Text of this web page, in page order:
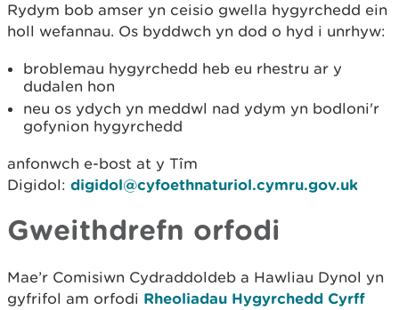
Rydym bob amser yn ceisio gwella hygyrchedd ein
holl wefannau. Os byddwch yn dod o hyd i unrhyw:
broblemau hygyrchedd heb eu rhestru ar y
dudalen hon
neu os ydych yn meddwl nad ydym yn bodloni'r
gofynion hygyrchedd
anfonwch e-bost at y Tîm
Digidol: digidol@cyfoethnaturiol.cymru.gov.uk
Gweithdrefn orfodi
Mae’r Comisiwn Cydraddoldeb a Hawliau Dynol yn
gyfrifol am orfodi Rheoliadau Hygyrchedd Cyrff